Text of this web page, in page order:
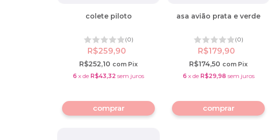
colete piloto
(0)
R$259,90
R$252,10 com Pix
6 x de R$43,32 sem juros
asa avião prata e verde
(0)
R$179,90
R$174,50 com Pix
6 x de R$29,98 sem juros